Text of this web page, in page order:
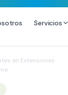
Servicios
de Videos
en Extensiones